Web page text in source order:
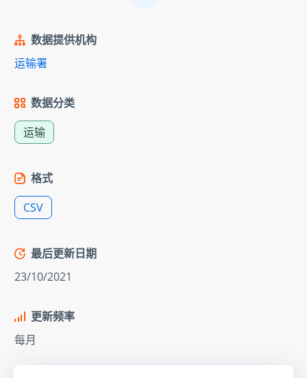
数据提供机构
运输署
数据分类
运输
格式
CSV
最后更新日期
23/10/2021
更新频率
每月